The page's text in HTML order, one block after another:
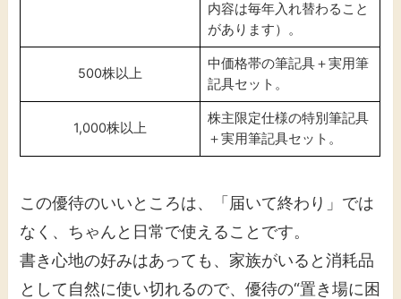
内容は毎年入れ替わること
があります）。
500株以上
中価格帯の筆記具＋実用筆
記具セット。
1,000株以上
株主限定仕様の特別筆記具
＋実用筆記具セット。
この優待のいいところは、「届いて終わり」では
なく、ちゃんと日常で使えることです。
書き心地の好みはあっても、家族がいると消耗品
として自然に使い切れるので、優待の“置き場に困